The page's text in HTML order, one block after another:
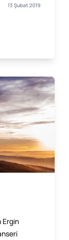
13 Şubat 2019
Ergin